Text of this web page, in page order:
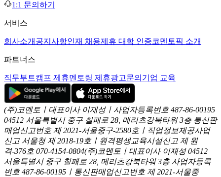
1:1 문의하기
서비스
회사소개 공지사항인재 채용제휴 대학 인증코멘토픽 소개
파트너스
직무부트캠프 제휴멘토링 제휴광고문의 기업 교육
(주)코멘토ㅣ대표이사 이재성ㅣ사업자등록번호 487-86-00195
04512 서울특별시 중구 칠패로 28, 메리츠강북타워 3층 통신판
매업신고번호 제 2021-서울중구-2580호ㅣ직업정보제공사업
신고 서울청 제 2018-19호ㅣ원격평생교육시설신고 제 원
격-376호 070-4154-0804(주)코멘토ㅣ대표이사 이재성 04512
서울특별시 중구 칠패로 28, 메리츠강북타워 3층 사업자등록
번호 487-86-00195ㅣ통신판매업신고번호 제 2021-서울중